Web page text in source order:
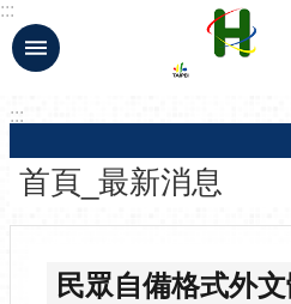
跳到主要內容區塊
:::
:::
首頁_最新消息
民眾自備格式外